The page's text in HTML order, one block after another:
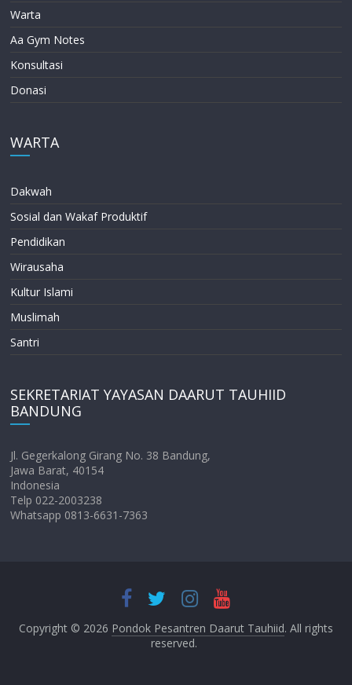
Warta
Aa Gym Notes
Konsultasi
Donasi
WARTA
Dakwah
Sosial dan Wakaf Produktif
Pendidikan
Wirausaha
Kultur Islami
Muslimah
Santri
SEKRETARIAT YAYASAN DAARUT TAUHIID
BANDUNG
Jl. Gegerkalong Girang No. 38 Bandung,
Jawa Barat, 40154
Indonesia
Telp 022-2003238
Whatsapp 0813-6631-7363
Copyright © 2026 Pondok Pesantren Daarut Tauhiid. All rights
reserved.